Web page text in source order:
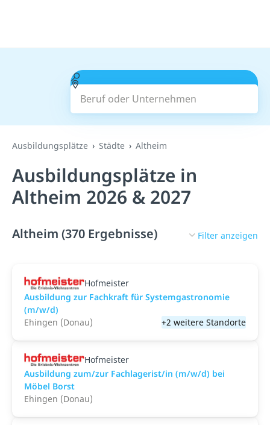
Beruf oder Unternehmen
Suchen
Ausbildungsplätze Städte Altheim
Ausbildungsplätze in
Altheim 2026 & 2027
Altheim (370 Ergebnisse) Filter anzeigen
Hofmeister
Ausbildung zur Fachkraft für Systemgastronomie
(m/w/d)
Ehingen (Donau)
+2 weitere Standorte
Hofmeister
Ausbildung zum/zur Fachlagerist/in (m/w/d) bei
Möbel Borst
Ehingen (Donau)